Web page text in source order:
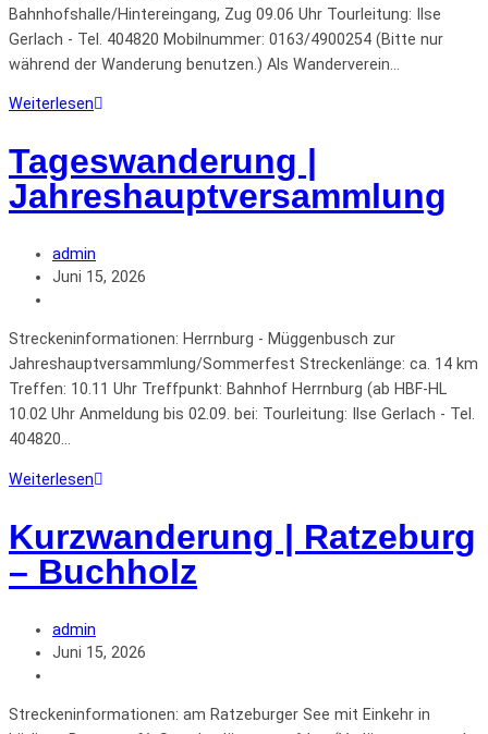
Bahnhofshalle/Hintereingang, Zug 09.06 Uhr Tourleitung: Ilse
Gerlach - Tel. 404820 Mobilnummer: 0163/4900254 (Bitte nur
während der Wanderung benutzen.) Als Wanderverein…
Weiterlesen
Tageswanderung |
Jahreshauptversammlung
admin
Juni 15, 2026
Streckeninformationen: Herrnburg - Müggenbusch zur
Jahreshauptversammlung/Sommerfest Streckenlänge: ca. 14 km
Treffen: 10.11 Uhr Treffpunkt: Bahnhof Herrnburg (ab HBF-HL
10.02 Uhr Anmeldung bis 02.09. bei: Tourleitung: Ilse Gerlach - Tel.
404820…
Weiterlesen
Kurzwanderung | Ratzeburg
– Buchholz
admin
Juni 15, 2026
Streckeninformationen: am Ratzeburger See mit Einkehr in